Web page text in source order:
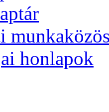
honlapok